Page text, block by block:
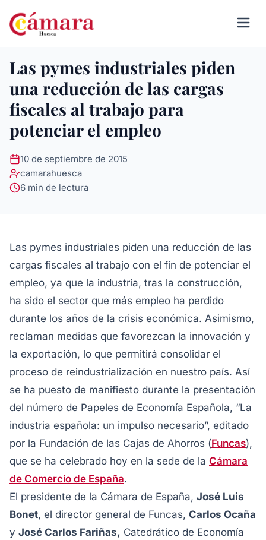
Las pymes industriales piden
una reducción de las cargas
fiscales al trabajo para
potenciar el empleo
10 de septiembre de 2015
camarahuesca
6 min de lectura
Las pymes industriales piden una reducción de las
cargas fiscales al trabajo con el fin de potenciar el
empleo, ya que la industria, tras la construcción,
ha sido el sector que más empleo ha perdido
durante los años de la crisis económica. Asimismo,
reclaman medidas que favorezcan la innovación y
la exportación, lo que permitirá consolidar el
proceso de reindustrialización en nuestro país. Así
se ha puesto de manifiesto durante la presentación
del número de Papeles de Economía Española, “La
industria española: un impulso necesario”, editado
por la Fundación de las Cajas de Ahorros (Funcas),
que se ha celebrado hoy en la sede de la Cámara
de Comercio de España.
El presidente de la Cámara de España, José Luis
Bonet, el director general de Funcas, Carlos Ocaña
y José Carlos Fariñas, Catedrático de Economía